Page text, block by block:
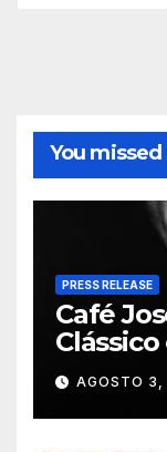
You missed
PRESS RELEASE
Café
Varani
AGOSTO